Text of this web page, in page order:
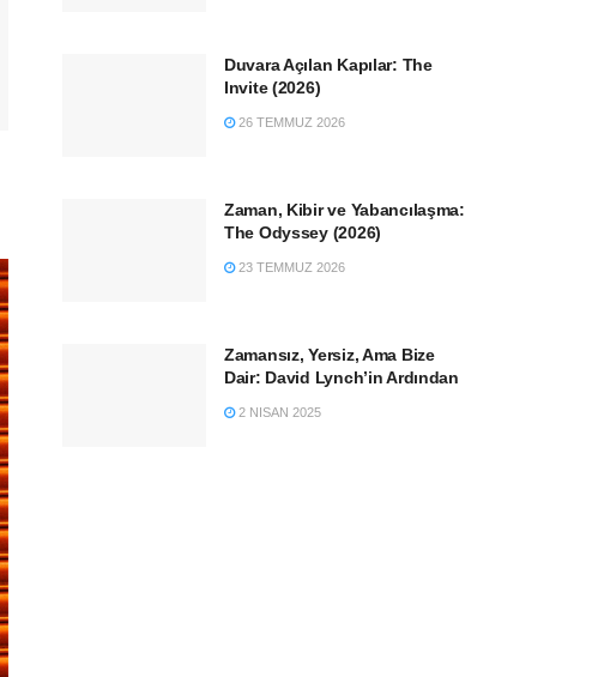
Duvara Açılan Kapılar: The
Invite (2026)
26 TEMMUZ 2026
Zaman, Kibir ve Yabancılaşma:
The Odyssey (2026)
23 TEMMUZ 2026
Zamansız, Yersiz, Ama Bize
Dair: David Lynch’in Ardından
2 NISAN 2025